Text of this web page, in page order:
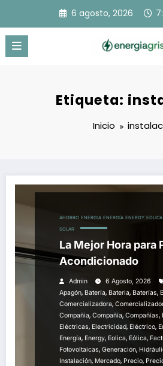
contenido
6 agosto, 2026
Etiqueta:
Inicio
AHORRO ENERGIA ENERGÍA ENERGY EOLICA
SOLAR
La Mejor Hora para
Acondicionado
Admin 6 Agosto, 2026
Apagón, Batería, Bateria, Baterías,
Comercializadora,
Compañia, Compañía, Compañías,
Eléctricas, Electricidad, Eléctrico,
Energía, Energy, Eolica, Eólica,
Fotovoltaicas, Generación,
Instalación, Mercado, Precio,